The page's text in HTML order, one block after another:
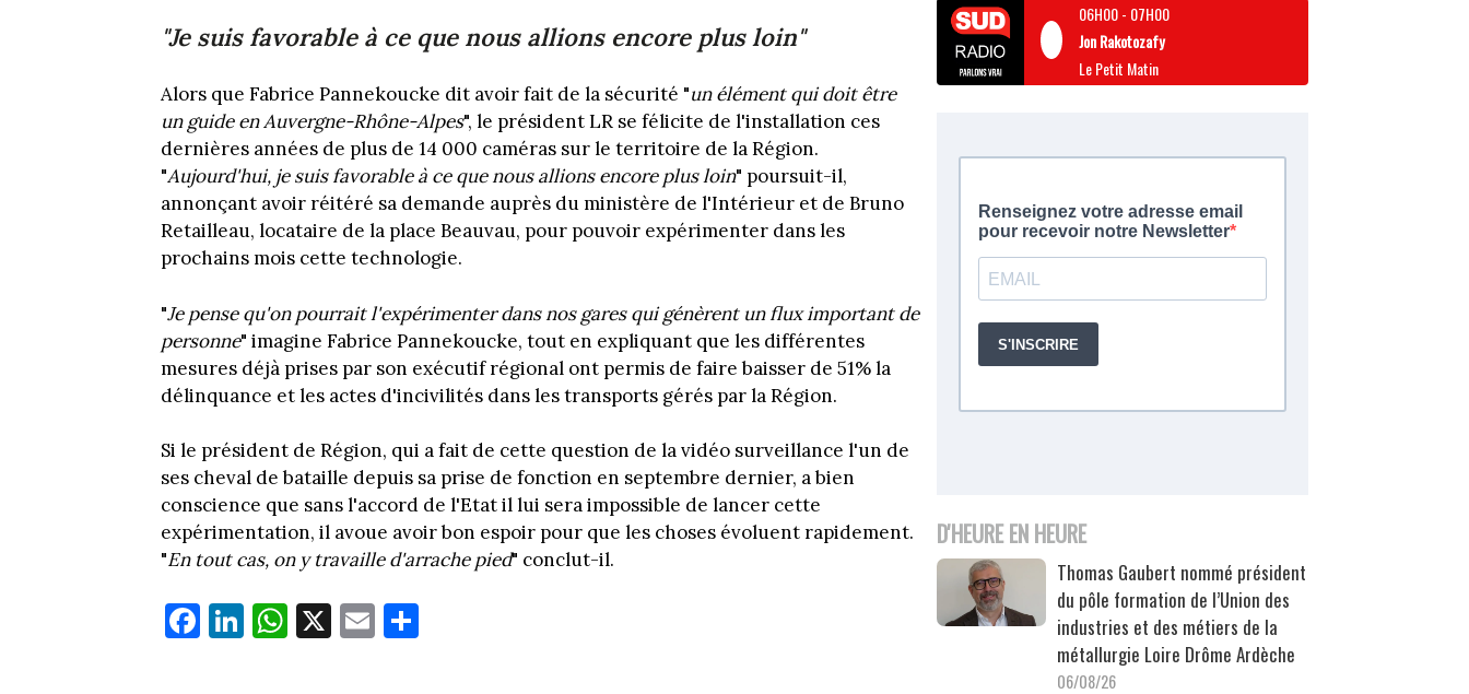
"Je suis favorable à ce que nous allions encore plus loin"
Alors que Fabrice Pannekoucke dit avoir fait de la sécurité "un élément qui doit être
un guide en Auvergne-Rhône-Alpes", le président LR se félicite de l'installation ces
dernières années de plus de 14 000 caméras sur le territoire de la Région.
"Aujourd'hui, je suis favorable à ce que nous allions encore plus loin" poursuit-il,
annonçant avoir réitéré sa demande auprès du ministère de l'Intérieur et de Bruno
Retailleau, locataire de la place Beauvau, pour pouvoir expérimenter dans les
prochains mois cette technologie.
"Je pense qu'on pourrait l'expérimenter dans nos gares qui génèrent un flux important de
personne" imagine Fabrice Pannekoucke, tout en expliquant que les différentes
mesures déjà prises par son exécutif régional ont permis de faire baisser de 51% la
délinquance et les actes d'incivilités dans les transports gérés par la Région.
Si le président de Région, qui a fait de cette question de la vidéo surveillance l'un de
ses cheval de bataille depuis sa prise de fonction en septembre dernier, a bien
conscience que sans l'accord de l'Etat il lui sera impossible de lancer cette
expérimentation, il avoue avoir bon espoir pour que les choses évoluent rapidement.
"En tout cas, on y travaille d'arrache pied" conclut-il.
Fa
ce
Li
nk
W
ha
X E
m
06H00- 07H00
Jon Rakotozafy
Le Petit Matin
D'HEURE EN HEURE
Thomas Gaubert nommé président
du pôle formation de l’Union des
industries et des métiers de la
métallurgie Loire Drôme Ardèche
06/08/26